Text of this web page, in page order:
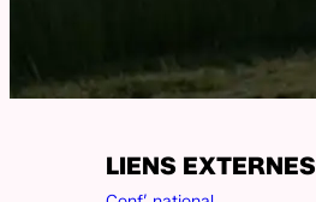
LIENS EXTERNES